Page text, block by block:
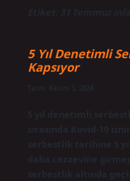
Etiket: 31 Temmuz
5 Yıl Denetimli
Kapsıyor
5 yıl denetimli
sırasında Kovid-19
serbestlik tarihine 5
daha cezaevine
serbestlik altında